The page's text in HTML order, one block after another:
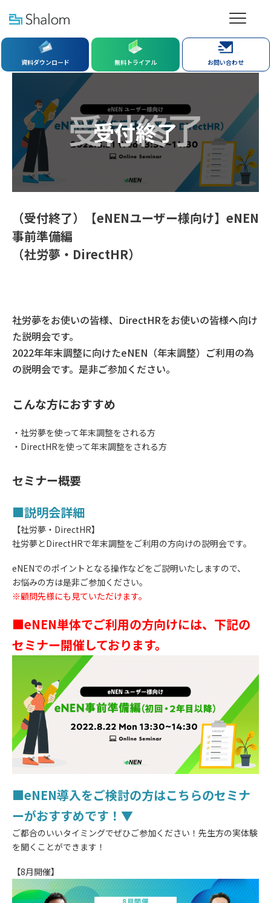
資料ダウンロード 無料トライアル お問い合わせ
受付終了
（受付終了）【eNENユーザー様向け】eNEN
事前準備編
（社労夢・DirectHR）
社労夢をお使いの皆様、DirectHRをお使いの皆様へ向け
た説明会です。
2022年年末調整に向けたeNEN（年末調整）ご利用の為
の説明会です。是非ご参加ください。
こんな方におすすめ
・社労夢を使って年末調整をされる方
・DirectHRを使って年末調整をされる方
セミナー概要
■説明会詳細
【社労夢・DirectHR】
社労夢とDirectHRで年末調整をご利用の方向けの説明会です。
eNENでのポイントとなる操作などをご説明いたしますので、
お悩みの方は是非ご参加ください。
※顧問先様にも見ていただけます。
■eNEN単体でご利用の方向けには、下記の
セミナー開催しております。
■eNEN導入をご検討の方はこちらのセミナ
ーがおすすめです！▼
ご都合のいいタイミングでぜひご参加ください！先生方の実体験
を聞くことができます！
【8月開催】